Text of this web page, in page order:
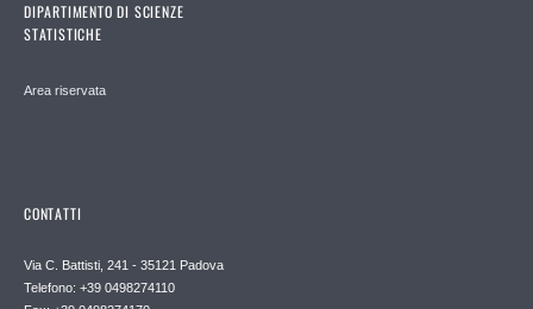
DIPARTIMENTO DI SCIENZE
STATISTICHE
Area riservata
CONTATTI
Via C. Battisti, 241 - 35121 Padova
Telefono: +39 0498274110